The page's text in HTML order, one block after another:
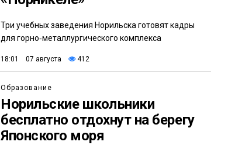
Три учебных заведения Норильска готовят кадры
для горно‑металлургического комплекса
18:01 07 августа 412
Образование
Норильские школьники
бесплатно отдохнут на берегу
Японского моря